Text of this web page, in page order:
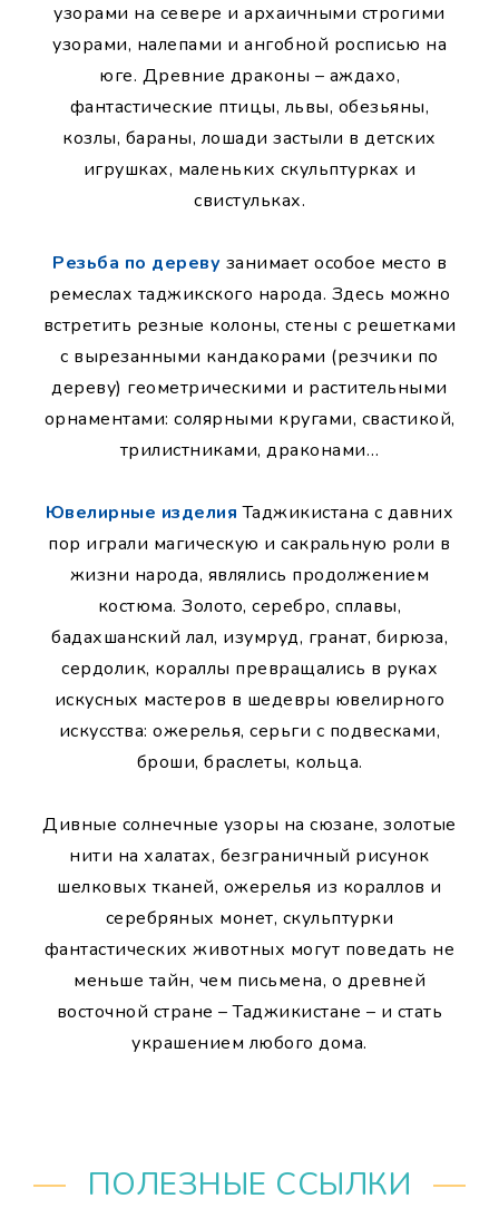
узорами на севере и архаичными строгими
узорами, налепами и ангобной росписью на
юге. Древние драконы – аждахо,
фантастические птицы, львы, обезьяны,
козлы, бараны, лошади застыли в детских
игрушках, маленьких скульптурках и
свистульках.
Резьба по дереву занимает особое место в
ремеслах таджикского народа. Здесь можно
встретить резные колоны, стены с решетками
с вырезанными кандакорами (резчики по
дереву) геометрическими и растительными
орнаментами: солярными кругами, свастикой,
трилистниками, драконами…
Ювелирные изделия Таджикистана с давних
пор играли магическую и сакральную роли в
жизни народа, являлись продолжением
костюма. Золото, серебро, сплавы,
бадахшанский лал, изумруд, гранат, бирюза,
сердолик, кораллы превращались в руках
искусных мастеров в шедевры ювелирного
искусства: ожерелья, серьги с подвесками,
броши, браслеты, кольца.
Дивные солнечные узоры на сюзане, золотые
нити на халатах, безграничный рисунок
шелковых тканей, ожерелья из кораллов и
серебряных монет, скульптурки
фантастических животных могут поведать не
меньше тайн, чем письмена, о древней
восточной стране – Таджикистане – и стать
украшением любого дома.
ПОЛЕЗНЫЕ ССЫЛКИ